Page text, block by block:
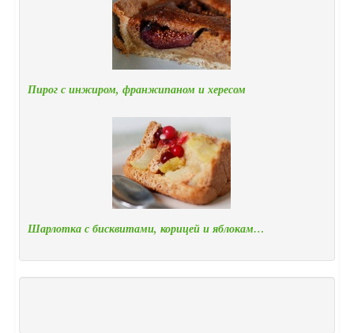
Пирог с инжиром, франжипаном и хересом
Шарлотка с бисквитами, корицей и яблокам…